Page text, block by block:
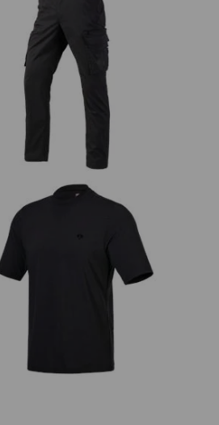
Cargohose e.s.trail
Funktions T-Shirt UV e.s.trail